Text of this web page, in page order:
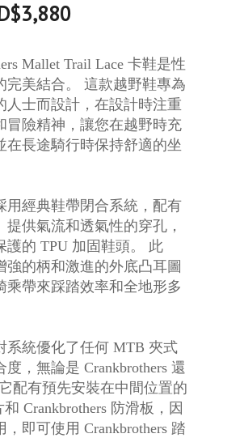
Mallet Trail Lace 卡鞋是性
完美結合。 這款越野鞋專為
人士而設計，在設計時注重
冒險精神，讓您在越野時充
在長途騎行時保持舒適的坐
用經典鞋帶閉合系統，配有
提供氣流和透氣性的穿孔，
護的 TPU 加固鞋頭。 此
強的柄和激進的外底凸耳圖
乘帶來踩踏效率和全地形多
系統優化了任何 MTB 夾式
度，無論是 Crankbrothers 還
配有預先安裝在中間位置的
Crankbrothers 防滑板，因
，即可使用 Crankbrothers 踏